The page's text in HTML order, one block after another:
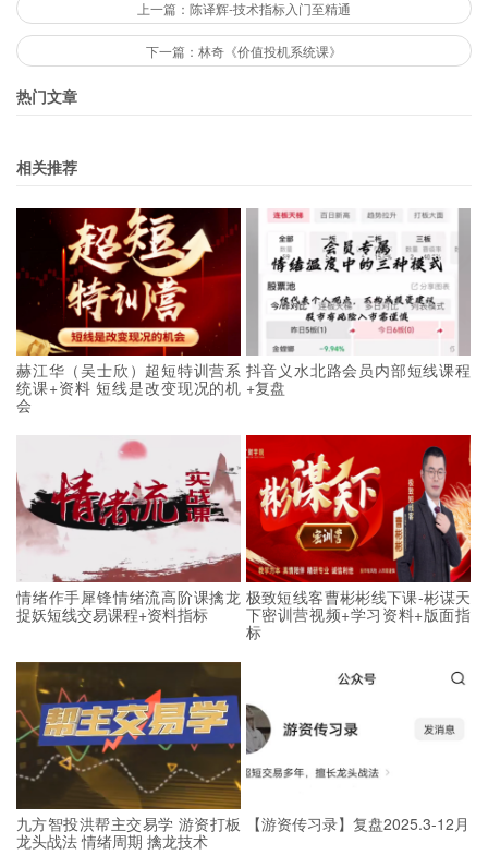
上一篇：陈译辉-技术指标入门至精通
下一篇：林奇《价值投机系统课》
热门文章
相关推荐
赫江华（吴士欣）超短特训营系
统课+资料 短线是改变现况的机
会
抖音义水北路会员内部短线课程
+复盘
情绪作手犀锋情绪流高阶课擒龙
捉妖短线交易课程+资料指标
极致短线客曹彬彬线下课-彬谋天
下密训营视频+学习资料+版面指
标
九方智投洪帮主交易学 游资打板
龙头战法 情绪周期 擒龙技术
【游资传习录】复盘2025.3-12月